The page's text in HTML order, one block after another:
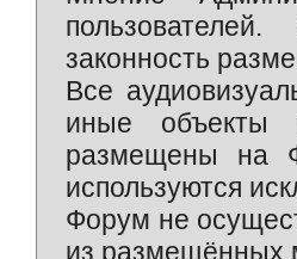
законность
Все
иные объекты
размещены на
используются
Форум не
из размещённых